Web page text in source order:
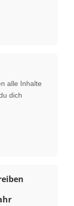
alle Inhalte
dich